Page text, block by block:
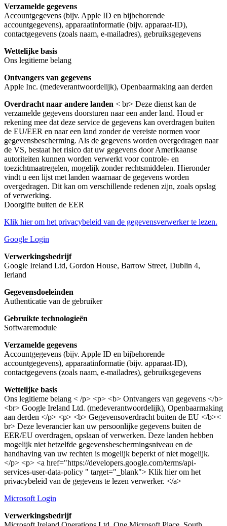
Verzamelde gegevens
Accountgegevens (bijv. Apple ID en bijbehorende
accountgegevens), apparaatinformatie (bijv. apparaat-ID),
contactgegevens (zoals naam, e-mailadres), gebruiksgegevens
Wettelijke basis
Ons legitieme belang
Ontvangers van gegevens
Apple Inc. (medeverantwoordelijk), Openbaarmaking aan derden
Overdracht naar andere landen < br> Deze dienst kan de
verzamelde gegevens doorsturen naar een ander land. Houd er
rekening mee dat deze service de gegevens kan overdragen buiten
de EU/EER en naar een land zonder de vereiste normen voor
gegevensbescherming. Als de gegevens worden overgedragen naar
de VS, bestaat het risico dat uw gegevens door Amerikaanse
autoriteiten kunnen worden verwerkt voor controle- en
toezichtmaatregelen, mogelijk zonder rechtsmiddelen. Hieronder
vindt u een lijst met landen waarnaar de gegevens worden
overgedragen. Dit kan om verschillende redenen zijn, zoals opslag
of verwerking.
Doorgifte buiten de EER
Klik hier om het privacybeleid van de gegevensverwerker te lezen.
Google Login
Verwerkingsbedrijf
Google Ireland Ltd, Gordon House, Barrow Street, Dublin 4,
Ierland
Gegevensdoeleinden
Authenticatie van de gebruiker
Gebruikte technologieën
Softwaremodule
Verzamelde gegevens
Accountgegevens (bijv. Apple ID en bijbehorende
accountgegevens), apparaatinformatie (bijv. apparaat-ID),
contactgegevens (zoals naam, e-mailadres), gebruiksgegevens
Wettelijke basis
Ons legitieme belang < /p> <p> <b> Ontvangers van gegevens </b>
<br> Google Ireland Ltd. (medeverantwoordelijk), Openbaarmaking
aan derden </p> <p> <b> Gegevensoverdracht buiten de EU </b><
br> Deze leverancier kan uw persoonlijke gegevens buiten de
EER/EU overdragen, opslaan of verwerken. Deze landen hebben
mogelijk niet hetzelfde gegevensbeschermingsniveau en de
handhaving van uw rechten is mogelijk beperkt of niet mogelijk.
</p> <p> <a href="https://developers.google.com/terms/api-
services-user-data-policy " target="_blank"> Klik hier om het
privacybeleid van de gegevens te lezen verwerker. </a>
Microsoft Login
Verwerkingsbedrijf